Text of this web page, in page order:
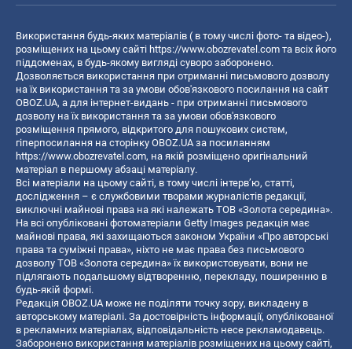
Використання будь-яких матеріалів ( в тому числі фото- та відео-),
розміщених на цьому сайті https://www.obozrevatel.com та всіх його
піддоменах, в будь-якому вигляді суворо заборонено.
Дозволяється використання при отриманні письмового дозволу
на їх використання та за умови обов'язкового посилання на сайт
OBOZ.UA, а для інтернет-видань - при отриманні письмового
дозволу на їх використання та за умови обов'язкового
розміщення прямого, відкритого для пошукових систем,
гіперпосилання на сторінку OBOZ.UA за посиланням
https://www.obozrevatel.com, на якій розміщено оригінальний
матеріал в першому абзаці матеріалу.
Всі матеріали на цьому сайті, в тому числі інтерв’ю, статті,
дослідження – є службовими творами журналістів редакції,
виключні майнові права на які належать ТОВ «Золота середина».
На всі опубліковані фотоматеріали Getty Images редакція має
майнові права, які захищаються законом України «Про авторські
права та суміжні права», ніхто не має права без письмового
дозволу ТОВ «Золота середина» їх використовувати, вони не
підлягають подальшому відтворенню, перекладу, поширенню в
будь-якій формі.
Редакція OBOZ.UA може не поділяти точку зору, викладену в
авторському матеріалі. За достовірність інформації, опублікованої
в рекламних матеріалах, відповідальність несе рекламодавець.
Заборонено використання матеріалів розміщених на цьому сайті,